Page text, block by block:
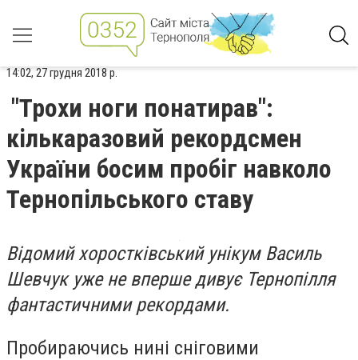
14:02, 27 грудня 2018 р.
"Трохи ноги понатирав":
кількаразовий рекордсмен
України босим пробіг навколо
Тернопільського ставу
Відомий хоростківський унікум Василь
Шевчук уже не вперше дивує Тернопілля
фантастичними рекордами.
Пробираючись нині сніговими